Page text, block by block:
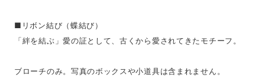
■リボン結び（蝶結び）
「絆を結ぶ」愛の証として、古くから愛されてきたモチーフ。
ブローチのみ。写真のボックスや小道具は含まれません。